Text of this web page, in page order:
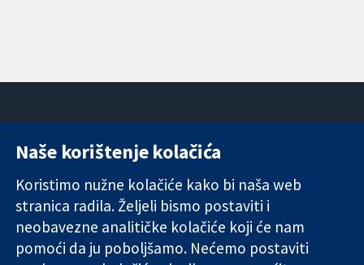
Pouzdani dokazi.
Utemeljeni
dokazi.
Bolje zdravlje.
11-13 Cavendish
London
W1G 0AN
Ujedinjeno
Kraljevstvo
Novosti
medije
O nama
Poslovi
Naše korištenje kolačića
Koristimo nužne kolačiće kako bi naša web
stranica radila. Željeli bismo postaviti i
neobavezne analitičke kolačiće koji će nam
pomoći da ju poboljšamo. Nećemo postaviti